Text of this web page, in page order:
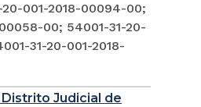
20-001-2018-00094-00;
00; 54001-31-20-
31-20-001-2018-
Judicial de